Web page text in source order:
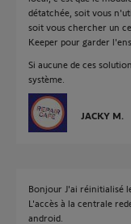
détatchée, soit vous
soit vous chercher un
Keeper pour garder
Si aucune de ces
système.
JACKY M.
Bonjour J'ai réinitialisé
L'accès à la centrale
android.